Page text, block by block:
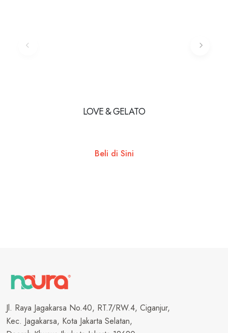
LOVE & GELATO
Beli di Sini
Jl. Raya Jagakarsa No.40, RT.7/RW.4, Ciganjur,
Kec. Jagakarsa, Kota Jakarta Selatan,